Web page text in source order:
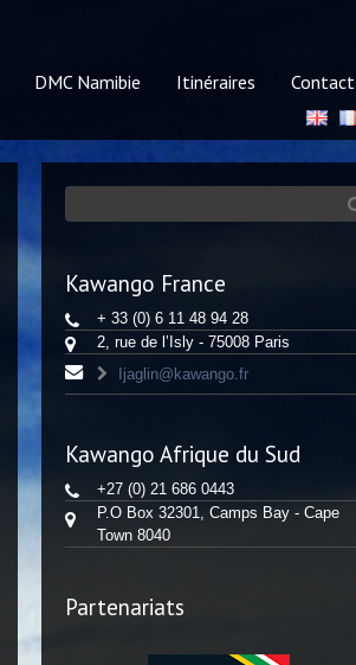
DMC Namibie Itinéraires Contact
Kawango France
+ 33 (0) 6 11 48 94 28
2, rue de l’Isly - 75008 Paris
Ijaglin@kawango.fr
Kawango Afrique du Sud
+27 (0) 21 686 0443
P.O Box 32301, Camps Bay - Cape
Town 8040
Partenariats